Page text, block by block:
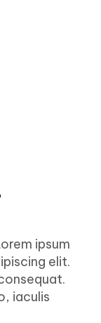
ipsum
elit.
iaculis